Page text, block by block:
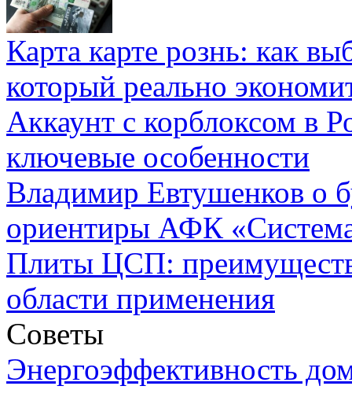
Карта карте рознь: как
который реально
Аккаунт с корблоксом в
ключевые особенности
Владимир Евтушенков о
ориентиры АФК
Плиты ЦСП:
области применения
Советы
Энергоэффективность